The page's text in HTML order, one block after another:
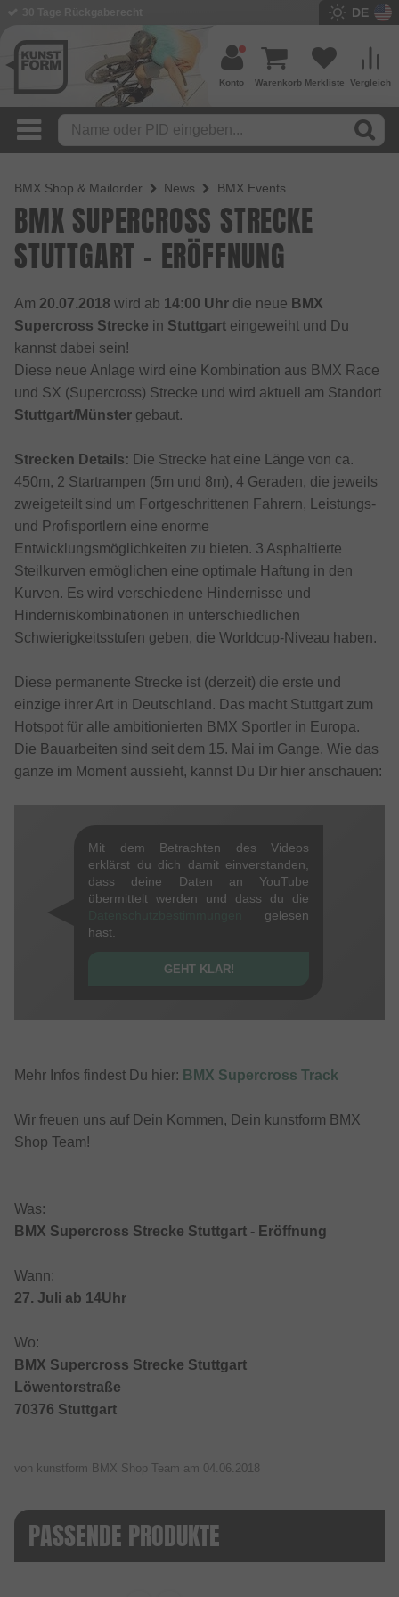
DE
Vergleich
Merkliste
Warenkorb
Konto
BMX Shop & Mailorder News BMX Events
BMX SUPERCROSS STRECKE
STUTTGART - ERÖFFNUNG
Am 20.07.2018 wird ab 14:00 Uhr die neue BMX
Supercross Strecke in Stuttgart eingeweiht und Du
kannst dabei sein!
Diese neue Anlage wird eine Kombination aus BMX Race
und SX (Supercross) Strecke und wird aktuell am Standort
Stuttgart/Münster gebaut.
Strecken Details: Die Strecke hat eine Länge von ca.
450m, 2 Startrampen (5m und 8m), 4 Geraden, die jeweils
zweigeteilt sind um Fortgeschrittenen Fahrern, Leistungs-
und Profisportlern eine enorme
Entwicklungsmöglichkeiten zu bieten. 3 Asphaltierte
Steilkurven ermöglichen eine optimale Haftung in den
Kurven. Es wird verschiedene Hindernisse und
Hinderniskombinationen in unterschiedlichen
Schwierigkeitsstufen geben, die Worldcup-Niveau haben.
Diese permanente Strecke ist (derzeit) die erste und
einzige ihrer Art in Deutschland. Das macht Stuttgart zum
Hotspot für alle ambitionierten BMX Sportler in Europa.
Die Bauarbeiten sind seit dem 15. Mai im Gange. Wie das
ganze im Moment aussieht, kannst Du Dir hier anschauen:
Mit dem Betrachten des Videos
erklärst du dich damit einverstanden,
dass deine Daten an YouTube
übermittelt werden und dass du die
gelesen
hast.
GEHT KLAR!
Mehr Infos findest Du hier: BMX Supercross Track
Wir freuen uns auf Dein Kommen, Dein kunstform BMX
Shop Team!
Was:
BMX Supercross Strecke Stuttgart - Eröffnung
Wann:
27. Juli ab 14Uhr
Wo:
BMX Supercross Strecke Stuttgart
Löwentorstraße
70376 Stuttgart
von kunstform BMX Shop Team am 04.06.2018
PASSENDE PRODUKTE